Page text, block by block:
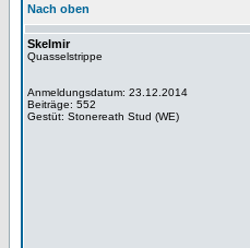
Nach oben
Skelmir
Quasselstrippe
Anmeldungsdatum: 23.12.2014
Beiträge: 552
Gestüt: Stonereath Stud (WE)